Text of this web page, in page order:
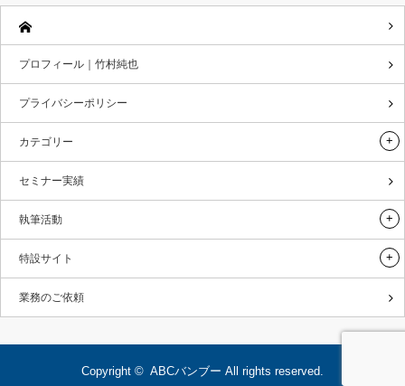
プロフィール｜竹村純也
プライバシーポリシー
カテゴリー
セミナー実績
執筆活動
特設サイト
業務のご依頼
Copyright © ABCバンブー All rights reserved.